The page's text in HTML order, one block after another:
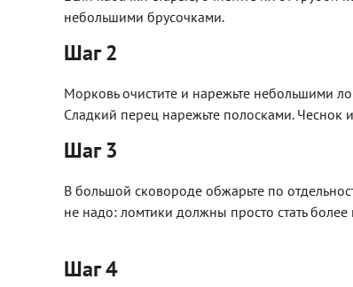
небольшими брусочками.
Шаг 2
Морковь очистите и нарежьте небольшими
Сладкий перец нарежьте полосками. Чеснок
Шаг 3
В большой сковороде обжарьте по
не надо: ломтики должны просто стать более
Шаг 4